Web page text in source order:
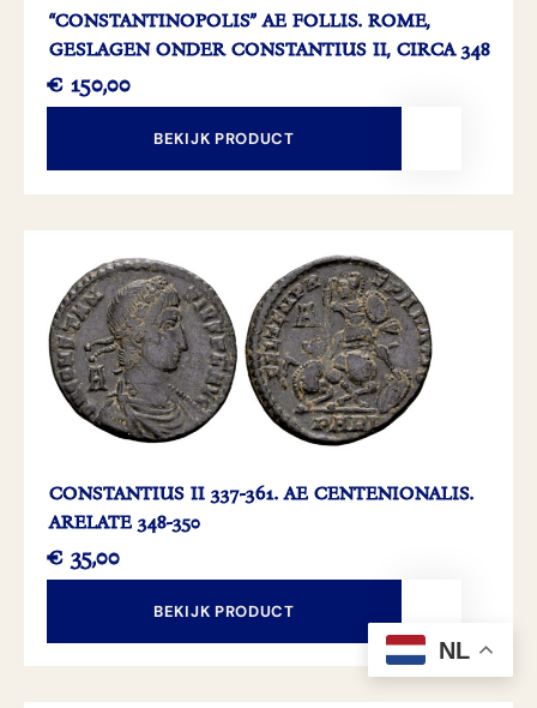
“CONSTANTINOPOLIS” AE FOLLIS. ROME,
GESLAGEN ONDER CONSTANTIUS II, CIRCA 348
€ 150,00
BEKIJK PRODUCT
CONSTANTIUS II 337-361. AE CENTENIONALIS.
ARELATE 348-350
€ 35,00
BEKIJK PRODUCT
NL